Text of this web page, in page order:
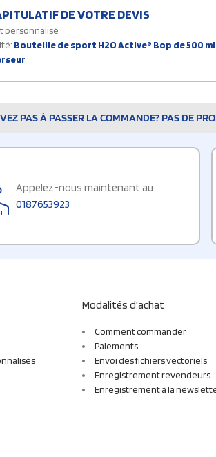
DE VOTRE DEVIS
personnalisé
Bouteille de sport H2O Active® Bop de 500
PAS À PASSER LA COMMANDE? PAS DE
Appelez-nous maintenant au
0187653923
Modalités d'achat
Comment commander
Paiements
Envoi des fichiers vectoriels
Enregistrement revendeurs
Enregistrement à la